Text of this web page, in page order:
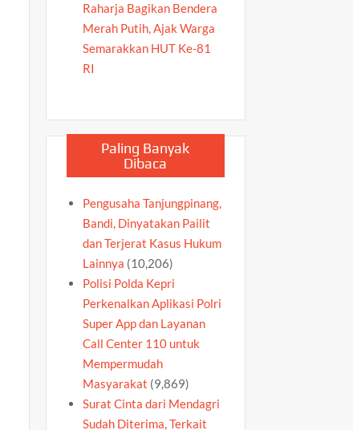
Raharja Bagikan Bendera
Merah Putih, Ajak Warga
Semarakkan HUT Ke-81
RI
Paling Banyak
Dibaca
Pengusaha Tanjungpinang,
Bandi, Dinyatakan Pailit
dan Terjerat Kasus Hukum
Lainnya (10,206)
Polisi Polda Kepri
Perkenalkan Aplikasi Polri
Super App dan Layanan
Call Center 110 untuk
Mempermudah
Masyarakat (9,869)
Surat Cinta dari Mendagri
Sudah Diterima, Terkait